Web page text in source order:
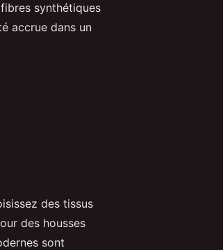
synthétiques
accrue dans un
des tissus
des housses
sont